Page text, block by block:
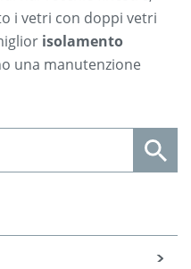
i vetri con doppi vetri
isolamento
una manutenzione